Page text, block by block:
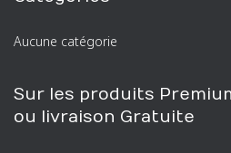
e
c
e
p
o
Aucune catégorie
Sur les produits
ou livraison Gratuite